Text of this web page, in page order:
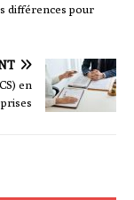
différences pour
en